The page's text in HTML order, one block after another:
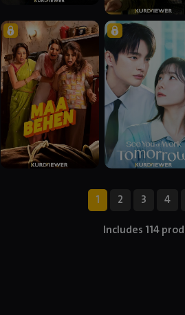
1 2 3 4
Includes 114